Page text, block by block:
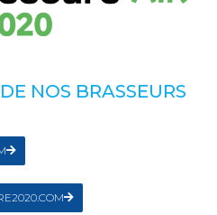
NOS BRASSEURS